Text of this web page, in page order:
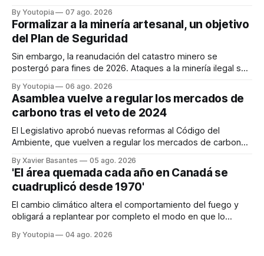
By Youtopia 07 ago. 2026
Formalizar a la minería artesanal, un objetivo
del Plan de Seguridad
Sin embargo, la reanudación del catastro minero se
postergó para fines de 2026. Ataques a la minería ilegal se
By Youtopia 06 ago. 2026
Asamblea vuelve a regular los mercados de
carbono tras el veto de 2024
El Legislativo aprobó nuevas reformas al Código del
Ambiente, que vuelven a regular los mercados de carbono,
By Xavier Basantes 05 ago. 2026
'El área quemada cada año en Canadá se
cuadruplicó desde 1970'
El cambio climático altera el comportamiento del fuego y
obligará a replantear por completo el modo en que lo
By Youtopia 04 ago. 2026